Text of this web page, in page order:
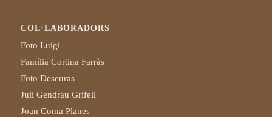
COL·LABORADORS
Foto Luigi
Família Cortina Farràs
Foto Deseuras
Juli Gendrau Grifell
Joan Coma Planes